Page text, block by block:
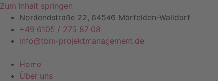
Zum Inhalt springen
Nordendstraße 22, 64546 Mörfelden-Walldorf
+49 6105 / 275 87 08
info@tbm-projektmanagement.de
Home
Über uns